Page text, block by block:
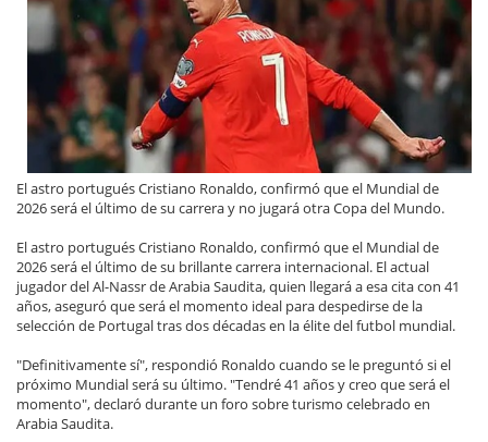
El astro portugués Cristiano Ronaldo, confirmó que el Mundial de
2026 será el último de su carrera y no jugará otra Copa del Mundo.
El astro portugués Cristiano Ronaldo, confirmó que el Mundial de
2026 será el último de su brillante carrera internacional. El actual
jugador del Al-Nassr de Arabia Saudita, quien llegará a esa cita con 41
años, aseguró que será el momento ideal para despedirse de la
selección de Portugal tras dos décadas en la élite del futbol mundial.
"Definitivamente sí", respondió Ronaldo cuando se le preguntó si el
próximo Mundial será su último. "Tendré 41 años y creo que será el
momento", declaró durante un foro sobre turismo celebrado en
Arabia Saudita.